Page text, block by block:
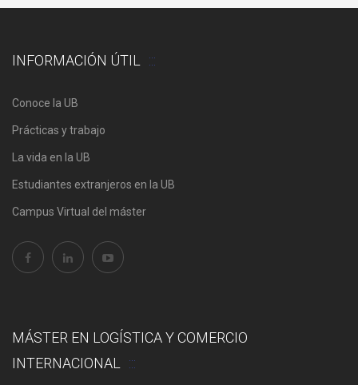
INFORMACIÓN ÚTIL
Conoce la UB
Prácticas y trabajo
La vida en la UB
Estudiantes extranjeros en la UB
Campus Virtual del máster
MÁSTER EN LOGÍSTICA Y COMERCIO
INTERNACIONAL